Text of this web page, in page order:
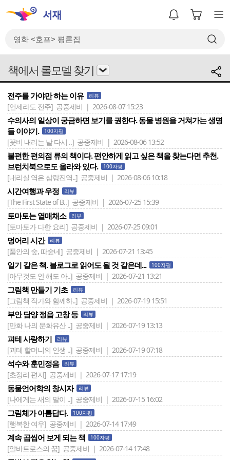
책에서 롤모델 찾기
전주를 가야만 하는 이유 리뷰
[언제라도 전주] 공중제비 | 2026-08-07 15:23
수의사의 일상이 궁금하면 보기를 권한다. 동물 병원을 거쳐가는 생명
들 이야기.
100자평
[꽃비 내리는 날 다시 ..] 공중제비 | 2026-08-06 13:52
불편한 편의점 류의 책이다. 편안하게 읽고 싶은 책을 찾는다면 추천.
브런치북으로도 올라와 있다.
100자평
[내리실 역은 삼랑진역..] 공중제비 | 2026-08-06 10:18
시간여행과 우정 리뷰
[The First State of B..] 공중제비 | 2026-07-25 15:39
토마토는 열매채소 리뷰
[토마토가 다한 요리] 공중제비 | 2026-07-25 09:01
덩어리 시간 리뷰
[품안의 숲, 따숲네] 공중제비 | 2026-07-21 13:45
일기 같은 책. 블로그로 읽어도 될 것 같은데... 100자평
[아무것도 안 해도 아..] 공중제비 | 2026-07-21 13:21
그림책 만들기 기초 리뷰
[그림책 작가와 함께하..] 공중제비 | 2026-07-19 15:51
부안 담양 정읍 고창 등 리뷰
[만화 나의 문화유산 ..] 공중제비 | 2026-07-19 13:13
괴테 사랑하기 리뷰
[괴테 할머니의 인생 ..] 공중제비 | 2026-07-19 07:18
석수와 훈민정음 리뷰
[초정리 편지] 공중제비 | 2026-07-17 17:19
동물언어학의 창시자 리뷰
[나에게는 새의 말이 ..] 공중제비 | 2026-07-15 16:02
그림체가 아름답다. 100자평
[행복한 여우] 공중제비 | 2026-07-14 17:49
계속 곱씹어 보게 되는 책 100자평
[알바트로스의 꿈] 공중제비 | 2026-07-14 17:48